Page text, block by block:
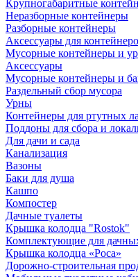
Крупногабаритные
Неразборные контейнеры
Разборные контейнеры
Аксессуары для
Мусорные контейнеры и
Аксессуары
Мусорные контейнеры и
Раздельный сбор мусора
Урны
Контейнеры для ртутных
Поддоны для сбора и
Для дачи и сада
Канализация
Вазоны
Баки для душа
Кашпо
Компостер
Дачные туалеты
Крышка колодца "Rostok"
Комплектующие для
Крышка колодца «Роса»
Дорожно-строительная